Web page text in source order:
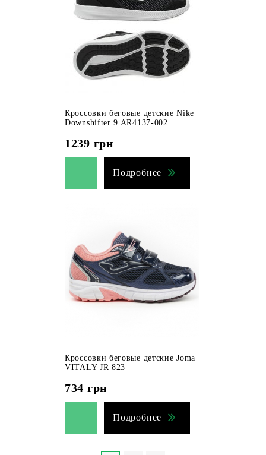
Кроссовки беговые детские Nike
Downshifter 9 AR4137-002
1239 грн
Подробнее
Кроссовки беговые детские Joma
VITALY JR 823
734 грн
Подробнее